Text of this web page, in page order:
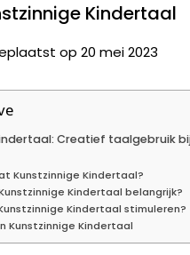
Kindertaal
op 20 mei 2023
Creatief taalgebruik
Kunstzinnige Kindertaal?
Kindertaal belangrijk?
Kindertaal stimuleren?
Kunstzinnige Kindertaal